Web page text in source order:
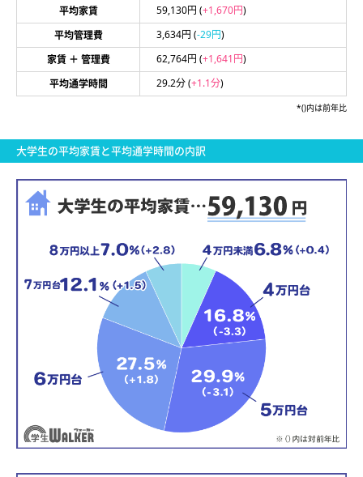
平均家賃 59,130円 (+1,670円)
平均管理費
3,634円 (-29円)
家賃 ＋ 管理費
62,764円 (+1,641円)
平均通学時間
29.2分(+1.1分)
*()内は前年比
大学生の平均家賃と平均通学時間の内訳